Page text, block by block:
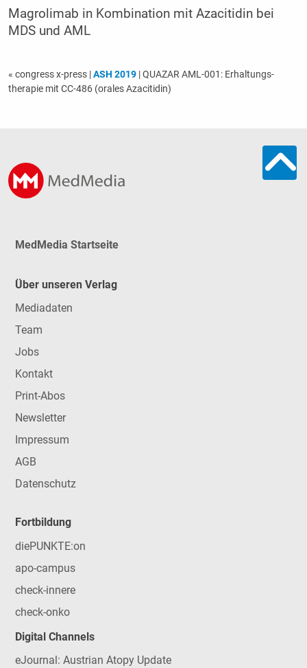
Magrolimab in Kombination mit Azacitidin bei
MDS und AML
« congress x-press |ASH 2019| QUAZAR AML-001: Er­hal­tungs­
therapie mit CC-486 (orales Azacitidin)
MedMedia Startseite
Über unseren Verlag
Mediadaten
Team
Jobs
Kontakt
Print-Abos
Newsletter
Impressum
AGB
Datenschutz
Fortbildung
diePUNKTE:on
apo-campus
check-innere
check-onko
Digital Channels
eJournal: Austrian Atopy Update